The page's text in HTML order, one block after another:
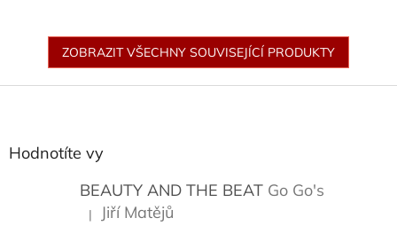
ZOBRAZIT VŠECHNY SOUVISEJÍCÍ PRODUKTY
Hodnotíte vy
BEAUTY AND THE BEAT Go Go's
Hodnocení produktu je 5 z 5 hvězdiček.
| Jiří Matějů